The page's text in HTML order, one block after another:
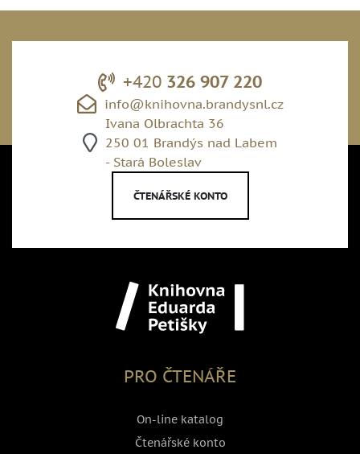
+420 326 907 220
info@knihovna.brandysnl.cz
Ivana Olbrachta 36
250 01 Brandýs nad Labem
- Stará Boleslav
ČTENÁŘSKÉ KONTO
PRO ČTENÁŘE
On-line katalog
Čtenářské konto